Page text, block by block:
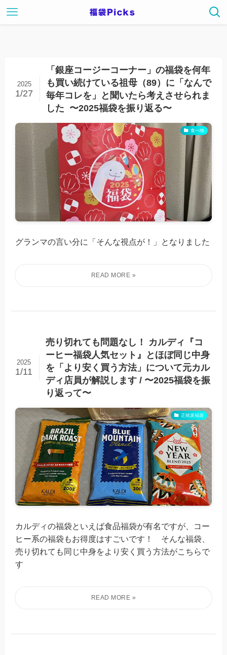
「銀座コージーコーナー」の福袋を何年
も買い続けている祖母（89）に「なんで
毎年コレを」と聞いたら考えさせられま
した 〜2025福袋を振り返る〜
2025
1/27
食べ物
グランマの言い分に「そんな視点が！」となりました
売り切れても問題なし！ カルディ『コ
ーヒー福袋人気セット』とほぼ同じ中身
を「より安く買う方法」について元カル
ディ店員が解説します / 〜2025福袋を振
り返って〜
2025
1/11
正統派福袋
カルディの福袋といえば食品福袋が有名ですが、コー
ヒー系の福袋もお得度はすごいです！ そんな福袋、
売り切れても同じ中身をより安く買う方法がこちらで
す